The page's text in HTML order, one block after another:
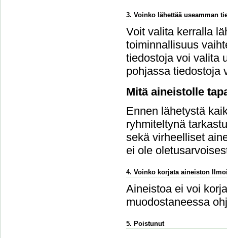
3. Voinko lähettää useamman
Voit valita kerralla
toiminnallisuus
tiedostoja voi valita
pohjassa tiedostoja
Mitä aineistolle
Ennen lähetystä
ryhmiteltynä
sekä virheelliset
ei ole
4. Voinko korjata aineiston
Aineistoa ei voi
muodostaneessa
5. Poistunut